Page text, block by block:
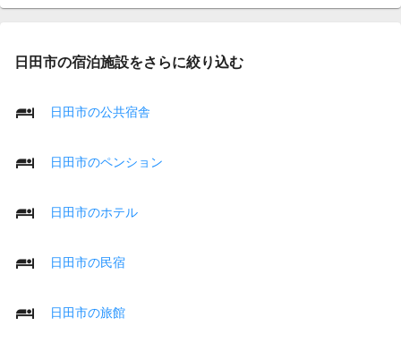
日田市の宿泊施設をさらに絞り込む
日田市の公共宿舎
日田市のペンション
日田市のホテル
日田市の民宿
日田市の旅館